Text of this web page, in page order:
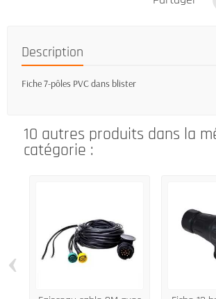
Description
Fiche 7-pôles PVC dans blister
10 autres produits dans la
catégorie :
‹